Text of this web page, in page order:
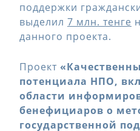
поддержки
выделил 7 млн. тенге
данного проекта.
Проект
потенциала НПО,
области
бенефициаров о
государственной